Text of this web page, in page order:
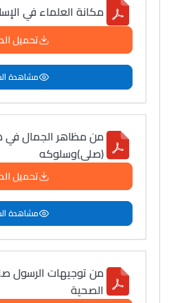
مكانة العلماء في
تحميل
مشاهدة
من مظاهر الجمال في
(صلى)وسلوكه
تحميل
مشاهدة
من توجيهات الرسول
الصحية